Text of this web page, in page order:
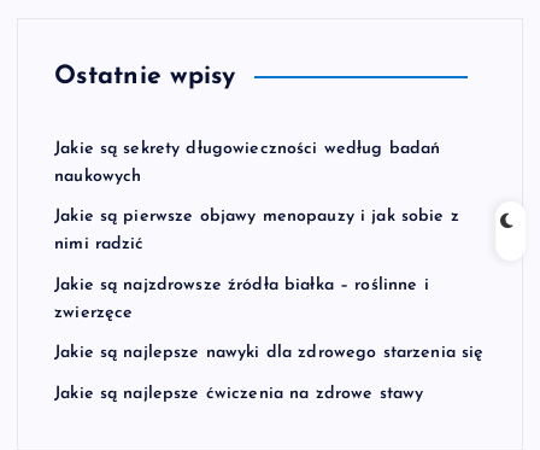
Ostatnie wpisy
Jakie są sekrety długowieczności według badań
naukowych
Jakie są pierwsze objawy menopauzy i jak sobie z
nimi radzić
Jakie są najzdrowsze źródła białka – roślinne i
zwierzęce
Jakie są najlepsze nawyki dla zdrowego starzenia się
Jakie są najlepsze ćwiczenia na zdrowe stawy